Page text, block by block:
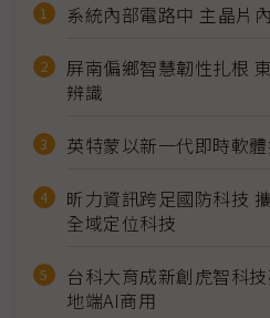
系統內部電路中 主晶片
屏南偏鄉智慧韌性扎根
辨識
英特蒙以新一代即時軟
昕力資訊跨足國防科技
全域定位科技
台科大育成新創虎智科
地端AI商用